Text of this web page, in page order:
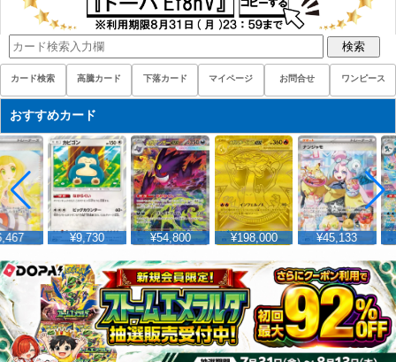
検索
カード検索 高騰カード 下落カード マイページ お問合せ ワンピース
おすすめカード
¥9,730 ¥54,800 ¥198,000 ¥45,133